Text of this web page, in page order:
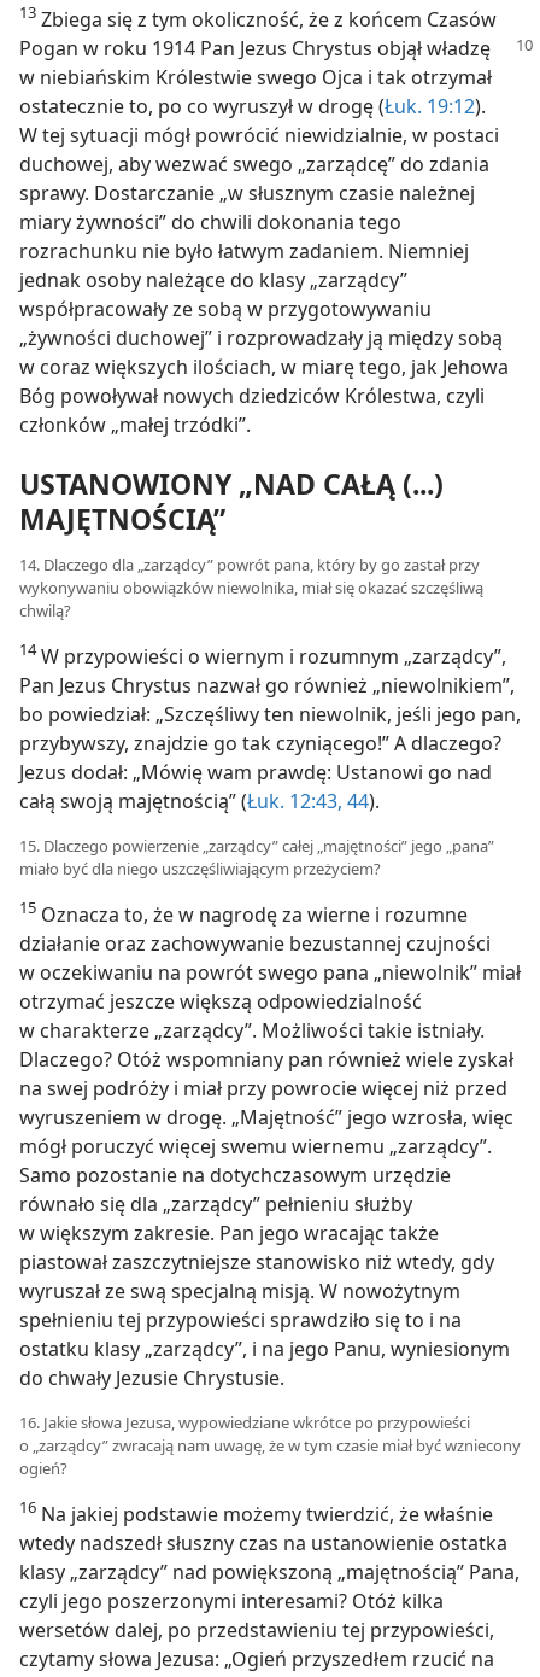
13 Zbiega się z tym okoliczność, że z końcem Czasów
Pogan w roku 1914 Pan Jezus Chrystus objął władzę
w niebiańskim Królestwie swego Ojca i tak otrzymał
ostatecznie to, po co wyruszył w drogę (Łuk. 19:12).
W tej sytuacji mógł powrócić niewidzialnie, w postaci
duchowej, aby wezwać swego „zarządcę” do zdania
sprawy. Dostarczanie „w słusznym czasie należnej
miary żywności” do chwili dokonania tego
rozrachunku nie było łatwym zadaniem. Niemniej
jednak osoby należące do klasy „zarządcy”
współpracowały ze sobą w przygotowywaniu
„żywności duchowej” i rozprowadzały ją między sobą
w coraz większych ilościach, w miarę tego, jak Jehowa
Bóg powoływał nowych dziedziców Królestwa, czyli
członków „małej trzódki”.
USTANOWIONY „NAD CAŁĄ (...)
MAJĘTNOŚCIĄ”
14. Dlaczego dla „zarządcy” powrót pana, który by go zastał przy
wykonywaniu obowiązków niewolnika, miał się okazać szczęśliwą
chwilą?
14W przypowieści o wiernym i rozumnym „zarządcy”,
Pan Jezus Chrystus nazwał go również „niewolnikiem”,
bo powiedział: „Szczęśliwy ten niewolnik, jeśli jego pan,
przybywszy, znajdzie go tak czyniącego!” A dlaczego?
Jezus dodał: „Mówię wam prawdę: Ustanowi go nad
całą swoją majętnością” (Łuk. 12:43, 44).
15. Dlaczego powierzenie „zarządcy” całej „majętności” jego „pana”
miało być dla niego uszczęśliwiającym przeżyciem?
15 Oznacza to, że w nagrodę za wierne i rozumne
działanie oraz zachowywanie bezustannej czujności
w oczekiwaniu na powrót swego pana „niewolnik” miał
otrzymać jeszcze większą odpowiedzialność
w charakterze „zarządcy”. Możliwości takie istniały.
Dlaczego? Otóż wspomniany pan również wiele zyskał
na swej podróży i miał przy powrocie więcej niż przed
wyruszeniem w drogę. „Majętność” jego wzrosła, więc
mógł poruczyć więcej swemu wiernemu „zarządcy”.
Samo pozostanie na dotychczasowym urzędzie
równało się dla „zarządcy” pełnieniu służby
w większym zakresie. Pan jego wracając także
piastował zaszczytniejsze stanowisko niż wtedy, gdy
wyruszał ze swą specjalną misją. W nowożytnym
spełnieniu tej przypowieści sprawdziło się to i na
ostatku klasy „zarządcy”, i na jego Panu, wyniesionym
do chwały Jezusie Chrystusie.
16. Jakie słowa Jezusa, wypowiedziane wkrótce po przypowieści
o „zarządcy” zwracają nam uwagę, że w tym czasie miał być wzniecony
ogień?
16 Na jakiej podstawie możemy twierdzić, że właśnie
wtedy nadszedł słuszny czas na ustanowienie ostatka
klasy „zarządcy” nad powiększoną „majętnością” Pana,
czyli jego poszerzonymi interesami? Otóż kilka
wersetów dalej, po przedstawieniu tej przypowieści,
czytamy słowa Jezusa: „Ogień przyszedłem rzucić na